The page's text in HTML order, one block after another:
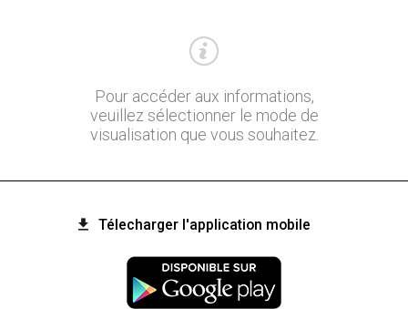
Pour accéder aux informations,
veuillez sélectionner le mode de
visualisation que vous souhaitez.
Télecharger l'application mobile